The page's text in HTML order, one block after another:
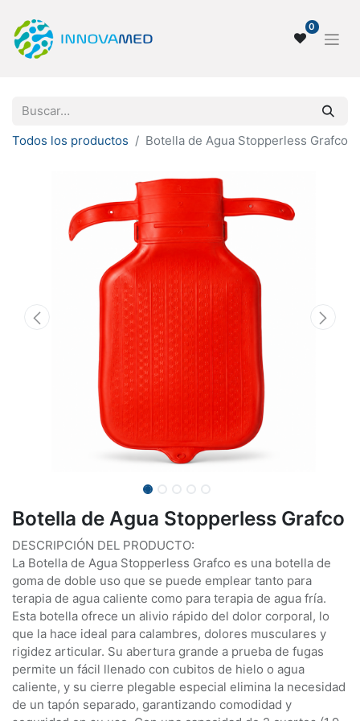
0
Todos los productos Botella de Agua Stopperless Grafco
Botella de Agua Stopperless Grafco
DESCRIPCIÓN DEL PRODUCTO:
La Botella de Agua Stopperless Grafco es una botella de
goma de doble uso que se puede emplear tanto para
terapia de agua caliente como para terapia de agua fría.
Esta botella ofrece un alivio rápido del dolor corporal, lo
que la hace ideal para calambres, dolores musculares y
rigidez articular. Su abertura grande a prueba de fugas
permite un fácil llenado con cubitos de hielo o agua
caliente, y su cierre plegable especial elimina la necesidad
de un tapón separado, garantizando comodidad y